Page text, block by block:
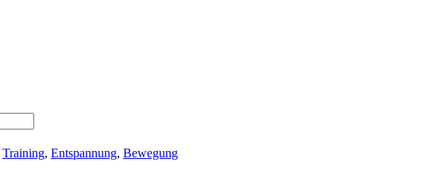
Training, Entspannung, Bewegung